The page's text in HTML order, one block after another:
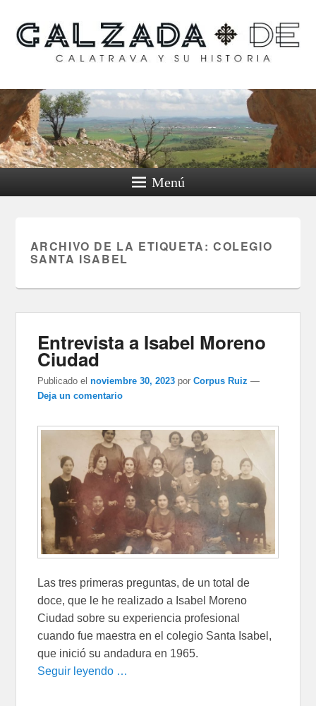
Calzada de Calatrava y
su historia
Menú
ARCHIVO DE LA ETIQUETA: COLEGIO
SANTA ISABEL
Entrevista a Isabel Moreno
Ciudad
Publicado el noviembre 30, 2023 porCorpus Ruiz —
Deja un comentario
Las tres primeras preguntas, de un total de
doce, que le he realizado a Isabel Moreno
Ciudad sobre su experiencia profesional
cuando fue maestra en el colegio Santa Isabel,
que inició su andadura en 1965.
Seguir leyendo …